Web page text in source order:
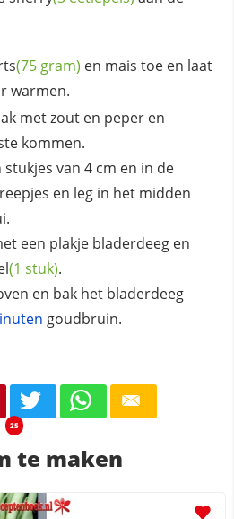
(75 gram) en mais toe en laat
warmen.
met zout en peper en
kommen.
stukjes van 4 cm en in de
en leg in het midden
een plakje bladerdeeg en
(1 stuk).
en bak het bladerdeeg
goudbruin.
25
te maken